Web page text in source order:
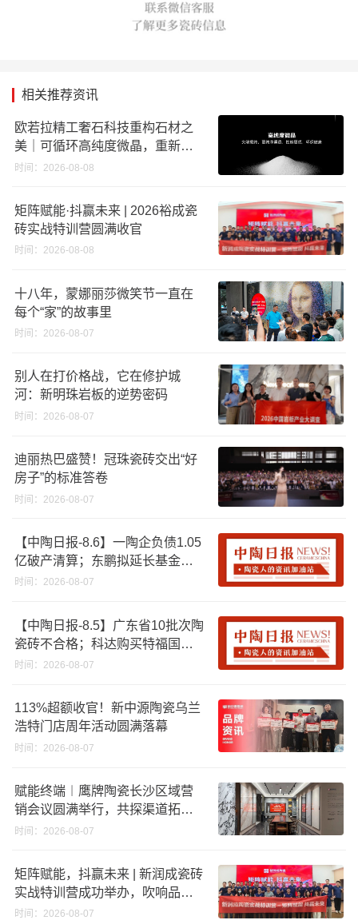
相关推荐资讯
欧若拉精工奢石科技重构石材之
美｜可循环高纯度微晶，重新定
义高端奢石原料
时间：2026-08-08
矩阵赋能·抖赢未来 | 2026裕成瓷
砖实战特训营圆满收官
时间：2026-08-08
十八年，蒙娜丽莎微笑节一直在
每个“家”的故事里
时间：2026-08-07
别人在打价格战，它在修护城
河：新明珠岩板的逆势密码
时间：2026-08-07
迪丽热巴盛赞！冠珠瓷砖交出“好
房子”的标准答卷
时间：2026-08-07
【中陶日报-8.6】一陶企负债1.05
亿破产清算；东鹏拟延长基金投
资期限；工信部开展建陶行业能
时间：2026-08-07
【中陶日报-8.5】广东省10批次陶
瓷砖不合格；科达购买特福国际
股份申请未通过；蒙娜丽莎5千万
破18亿元
时间：2026-08-07
113%超额收官！新中源陶瓷乌兰
浩特门店周年活动圆满落幕
时间：2026-08-07
赋能终端︱鹰牌陶瓷长沙区域营
销会议圆满举行，共探渠道拓展
与门店升级新路径
时间：2026-08-07
矩阵赋能，抖赢未来 | 新润成瓷砖
实战特训营成功举办，吹响品牌
秋季营销冲锋号！
时间：2026-08-07